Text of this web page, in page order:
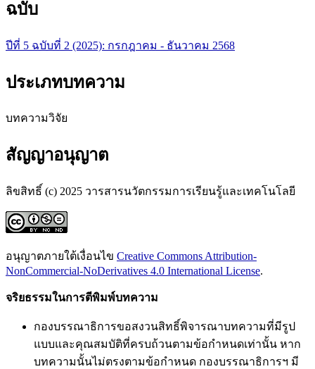
ฉบับ
ปีที่ 5 ฉบับที่ 2 (2025): กรกฎาคม - ธันวาคม 2568
ประเภทบทความ
บทความวิจัย
สัญญาอนุญาต
ลิขสิทธิ์ (c) 2025 วารสารนวัตกรรมการเรียนรู้และเทคโนโลยี
อนุญาตภายใต้เงื่อนไข Creative Commons Attribution-
NonCommercial-NoDerivatives 4.0 International License.
จริยธรรมในการตีพิมพ์บทความ
กองบรรณาธิการขอสงวนสิทธิ์พิจารณาบทความที่มีรูป
แบบและคุณสมบัติที่ครบถ้วนตามข้อกำหนดเท่านั้น หาก
บทความนั้นไม่ตรงตามข้อกำหนด กองบรรณาธิการฯ มี